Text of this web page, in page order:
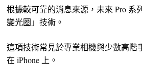
根據較可靠的消息來源，未來 Pro 系
變光圈」技術。
這項技術常見於專業相機與少數高階
在 iPhone 上。